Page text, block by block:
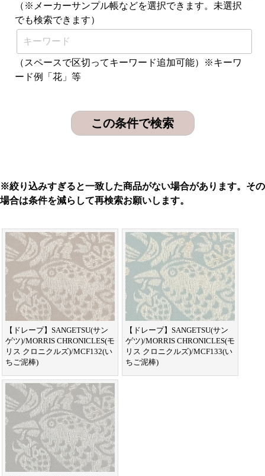
（※メーカーサンプル帳などを選択できます。未選択
でも検索できます）
（スペースで区切ってキーワード追加可能）※キーワ
ード例「花」等
※絞り込みすぎると一致した商品がない場合があります。その
場合は条件を減らして再検索お願いします。
【ドレープ】SANGETSU(サン
ゲツ)/MORRIS CHRONICLES(モ
リス クロニクルズ)/MCF132(い
ちご泥棒)
【ドレープ】SANGETSU(サン
ゲツ)/MORRIS CHRONICLES(モ
リス クロニクルズ)/MCF133(い
ちご泥棒)